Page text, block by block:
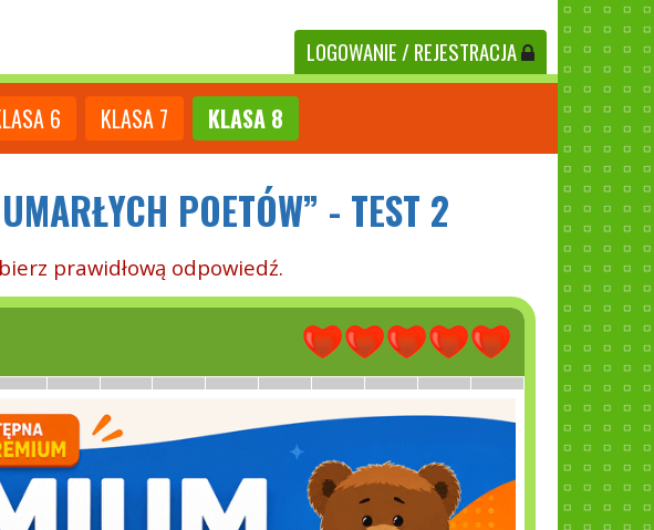
LOGOWANIE / REJESTRACJA
6 KLASA 7 KLASA 8
POETÓW” - TEST 2
prawidłową odpowiedź.